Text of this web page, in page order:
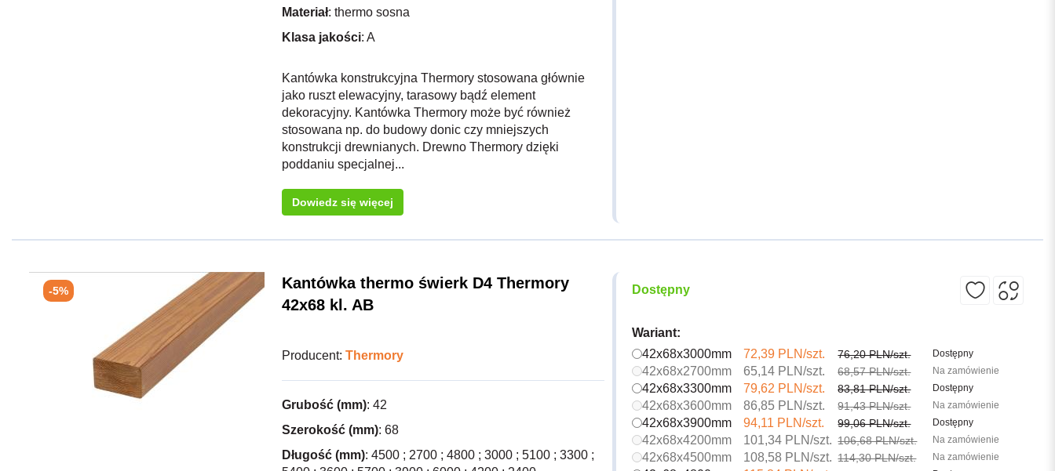
Materiał: thermo sosna
Klasa jakości: A
Kantówka konstrukcyjna Thermory stosowana głównie
jako ruszt elewacyjny, tarasowy bądź element
dekoracyjny. Kantówka Thermory może być również
stosowana np. do budowy donic czy mniejszych
konstrukcji drewnianych. Drewno Thermory dzięki
poddaniu specjalnej...
Dowiedz się więcej
-5%
Kantówka thermo świerk D4 Thermory
42x68 kl. AB
Producent: Thermory
Grubość (mm): 42
Szerokość (mm): 68
Długość (mm): 4500 ; 2700 ; 4800 ; 3000 ; 5100 ; 3300 ;
Dostępny
Wariant:
42x68x3000mm
72,39 PLN/szt. 76,20 PLN/szt. Dostępny
42x68x2700mm 65,14 PLN/szt. 68,57 PLN/szt. Na zamówienie
42x68x3300mm 79,62 PLN/szt. 83,81 PLN/szt. Dostępny
42x68x3600mm 86,85 PLN/szt. 91,43 PLN/szt. Na zamówienie
42x68x3900mm 94,11 PLN/szt. 99,06 PLN/szt. Dostępny
42x68x4200mm 101,34 PLN/szt. 106,68 PLN/szt. Na zamówienie
42x68x4500mm 108,58 PLN/szt. 114,30 PLN/szt. Na zamówienie